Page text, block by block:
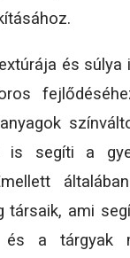
és súlya
is segíti a
társaik, ami
a tárgyak